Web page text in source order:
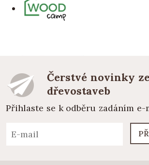
Čerstvé novinky
dřevostaveb
Přihlaste se k odběru zadáním e-